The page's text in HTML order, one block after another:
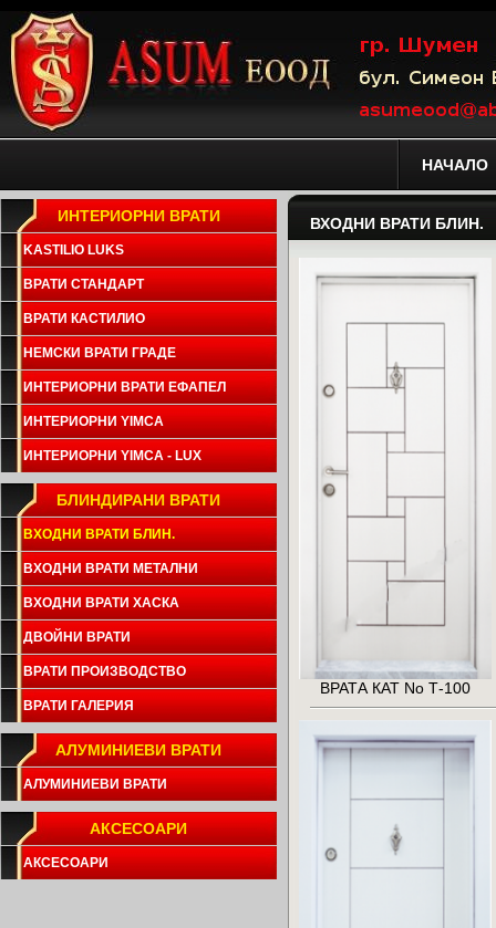
НАЧАЛО
ИНТЕРИОРНИ ВРАТИ
KASTILIO LUKS
ВРАТИ СТАНДАРТ
ВРАТИ КАСТИЛИО
НЕМСКИ ВРАТИ ГРАДЕ
ИНТЕРИОРНИ ВРАТИ ЕФАПЕЛ
ИНТЕРИОРНИ YIMCA
ИНТЕРИОРНИ YIMCA - LUX
БЛИНДИРАНИ ВРАТИ
ВХОДНИ ВРАТИ БЛИН.
ВХОДНИ ВРАТИ МЕТАЛНИ
ВХОДНИ ВРАТИ ХАСКА
ДВОЙНИ ВРАТИ
ВРАТИ ПРОИЗВОДСТВО
ВРАТИ ГАЛЕРИЯ
АЛУМИНИЕВИ ВРАТИ
АЛУМИНИЕВИ ВРАТИ
АКСЕСОАРИ
АКСЕСОАРИ
ВХОДНИ ВРАТИ БЛИН.
ВРАТА КАТ No Т-100